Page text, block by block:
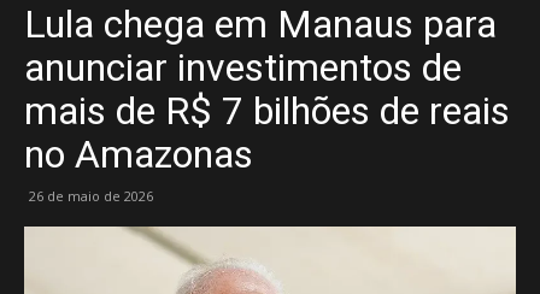
Lula chega em Manaus para
anunciar investimentos de
mais de R$ 7 bilhões de reais
no Amazonas
26 de maio de 2026